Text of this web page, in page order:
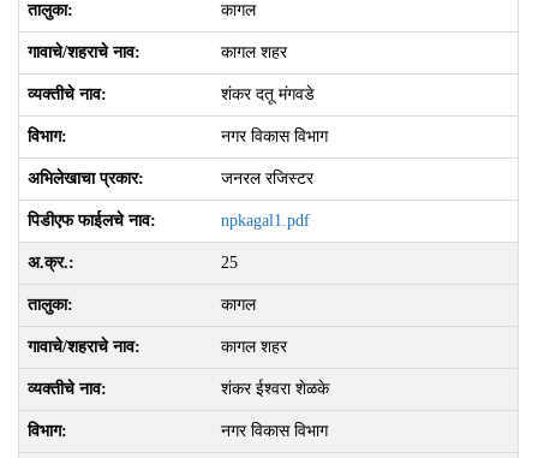
कागल
कागल शहर
शंकर दतू मंगवडे
नगर विकास विभाग
जनरल रजिस्टर
npkagal1.pdf
25
कागल
कागल शहर
शंकर ईश्‍वरा शेळके
नगर विकास विभाग